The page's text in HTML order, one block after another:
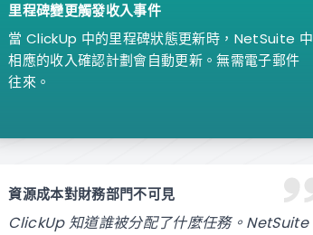
里程碑變更觸發收入事件
當 ClickUp 中的里程碑狀態更新時，NetSuite 中
相應的收入確認計劃會自動更新。無需電子郵件
往來。
資源成本對財務部門不可見
ClickUp 知道誰被分配了什麼任務。NetSuite